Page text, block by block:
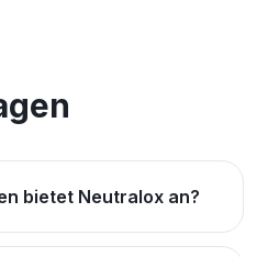
bietet Neutralox an?